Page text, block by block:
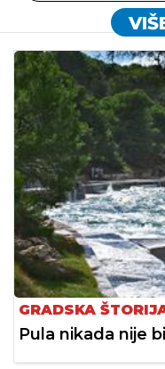
GRADSKA
Pula nikada nije